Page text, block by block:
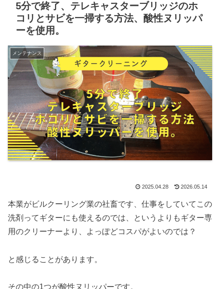
5分で終了、テレキャスターブリッジのホ
コリとサビを一掃する方法、酸性ヌリッパ
ーを使用。
メンテナンス
2025.04.28 2026.05.14
本業がビルクーリング業の社畜です、仕事をしていてこの
洗剤ってギターにも使えるのでは、というよりもギター専
用のクリーナーより、よっぽどコスパがよいのでは？
と感じることがあります。
その中の1つが酸性ヌリッパーです。